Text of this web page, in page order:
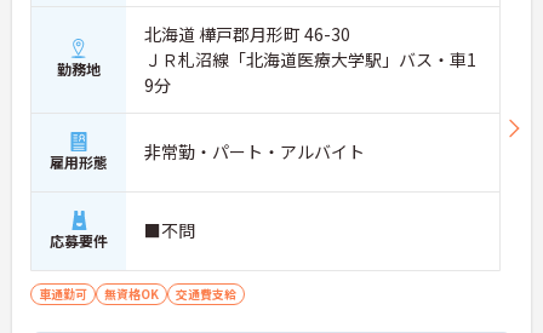
勤務地
北海道 樺戸郡月形町 46-30
ＪＲ札沼線「北海道医療大学駅」バス・車1
9分
雇用形態 非常勤・パート・アルバイト
応募要件 ■不問
車通勤可 無資格OK 交通費支給